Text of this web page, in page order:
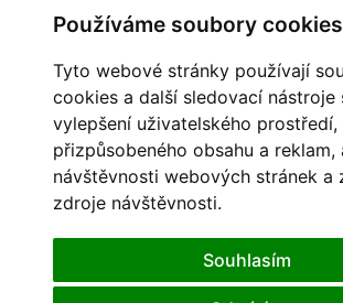
Používáme soubory cookies
Tyto webové stránky používají
cookies a další sledovací nástroje
vylepšení uživatelského
přizpůsobeného obsahu a reklam,
návštěvnosti webových stránek a
zdroje návštěvnosti.
Souhlasím
<< říjen
<< 2023
Po
Út St Čt Pá
2
3 4
9
10 11 12 13
19